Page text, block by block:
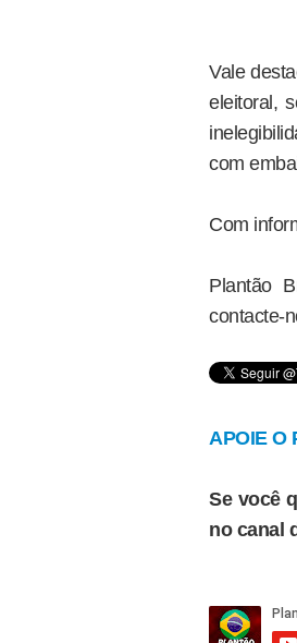
Vale
eleitoral,
com
Com
Plantão
contacte-
APOIE O
Se você
no canal